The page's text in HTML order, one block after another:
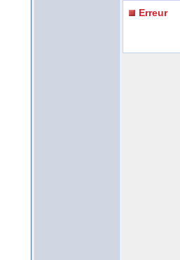
Erreur